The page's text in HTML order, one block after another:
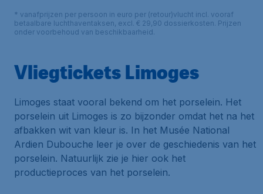
* vanafprijzen per persoon in euro per (retour)vlucht incl. vooraf
betaalbare luchthaventaksen, excl. € 29,90 dossierkosten. Prijzen
onder voorbehoud van beschikbaarheid.
Vliegtickets Limoges
Limoges staat vooral bekend om het porselein. Het
porselein uit Limoges is zo bijzonder omdat het na het
afbakken wit van kleur is. In het Musée National
Ardien Dubouche leer je over de geschiedenis van het
porselein. Natuurlijk zie je hier ook het
productieproces van het porselein.